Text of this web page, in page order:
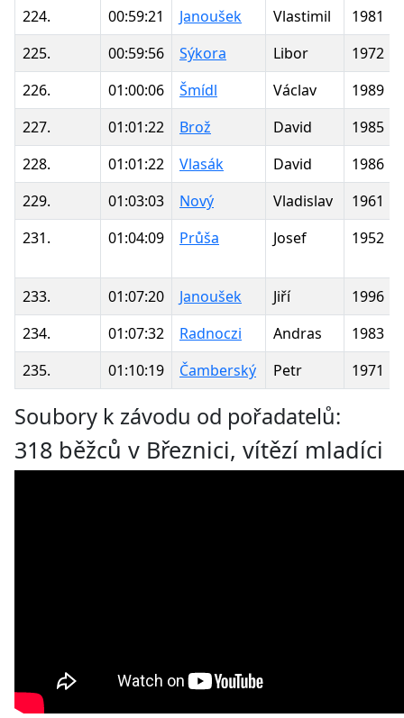
224.
00:59:21 Janoušek Vlastimil
1981
225.
00:59:56 Sýkora Libor
1972
226.
01:00:06 Šmídl Václav
1989
227.
01:01:22 Brož David
1985
228.
01:01:22 Vlasák David
1986
229.
01:03:03 Nový Vladislav
1961
231.
01:04:09 Průša Josef 1952
233. 01:07:20 Janoušek Jiří
1996
234.
01:07:32 Radnoczi Andras
1983
235.
01:10:19 Čamberský Petr 1971
Soubory k závodu od pořadatelů:
318 běžců v Březnici, vítězí mladíci